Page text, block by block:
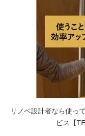
リノベ設計者なら使っ
ビス【